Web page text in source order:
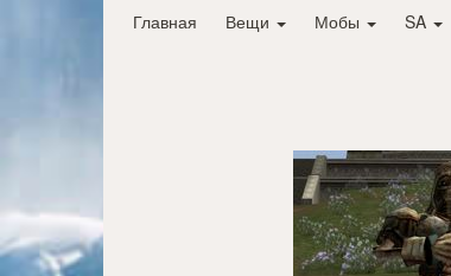
Главная Вещи Мобы SA